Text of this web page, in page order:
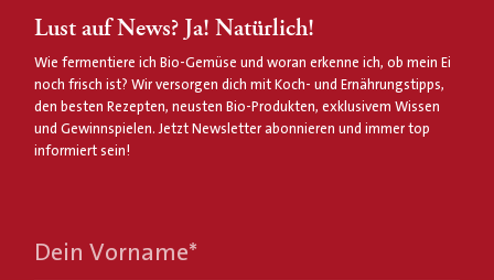
Lust auf News? Ja! Natürlich!
Wie fermentiere ich Bio-Gemüse und woran erkenne ich, ob mein Ei
noch frisch ist? Wir versorgen dich mit Koch- und Ernährungstipps,
den besten Rezepten, neusten Bio-Produkten, exklusivem Wissen
und Gewinnspielen. Jetzt Newsletter abonnieren und immer top
informiert sein!
Dein Vorname*